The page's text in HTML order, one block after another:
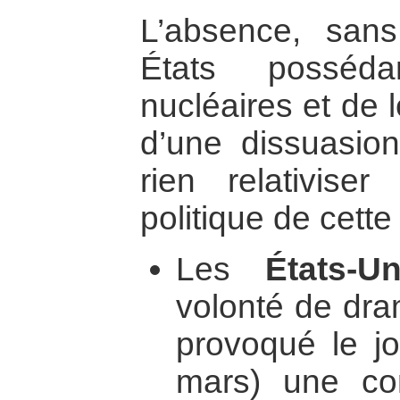
L’absence,
États
nucléaires et de
d’une
rien
politique de
Les États-
volonté de
provoqué le
mars) une